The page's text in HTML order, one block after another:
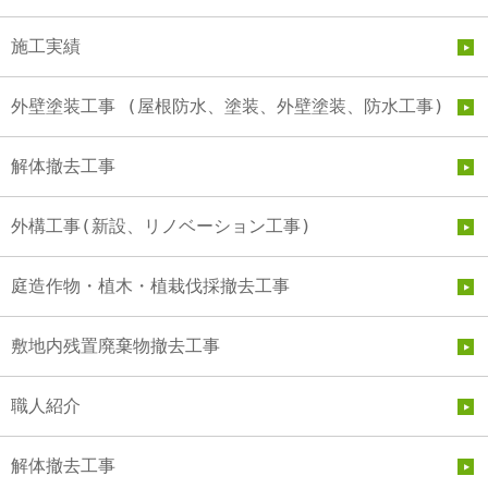
施工実績
外壁塗装工事 (屋根防水、塗装、外壁塗装、防水工事)
解体撤去工事
外構工事(新設、リノベーション工事)
庭造作物・植木・植栽伐採撤去工事
敷地内残置廃棄物撤去工事
職人紹介
解体撤去工事